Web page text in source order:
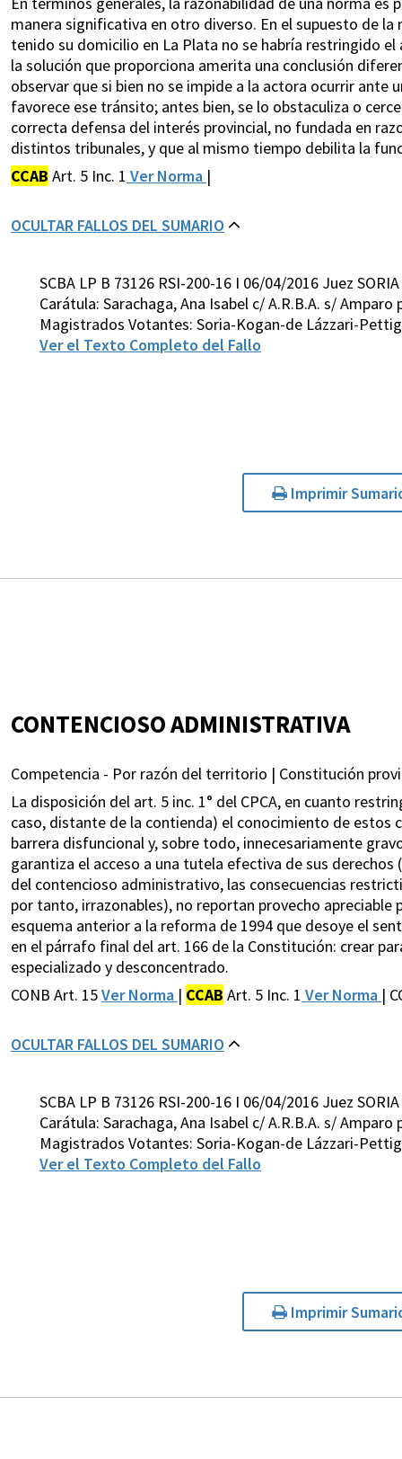
manera significativa en otro diverso. En el supuesto de la
tenido su domicilio en La Plata no se habría restringido
la solución que proporciona amerita una conclusión
observar que si bien no se impide a la actora ocurrir ante
favorece ese tránsito; antes bien, se lo obstaculiza o
correcta defensa del interés provincial, no fundada en
distintos tribunales, y que al mismo tiempo debilita la
CCAB Art. 5 Inc. 1 Ver Norma |
OCULTAR FALLOS DEL SUMARIO
SCBA LP B 73126 RSI-200-16 I 06/04/2016 Juez SORIA
Carátula: Sarachaga, Ana Isabel c/ A.R.B.A. s/
Magistrados Votantes: Soria-Kogan-de Lázzari-
Ver el Texto Completo del Fallo
Imprimir
CONTENCIOSO ADMINISTRATIVA
Competencia - Por razón del territorio | Constitución
La disposición del art. 5 inc. 1° del CPCA, en cuanto
caso, distante de la contienda) el conocimiento de
barrera disfuncional y, sobre todo, innecesariamente
garantiza el acceso a una tutela efectiva de sus
del contencioso administrativo, las consecuencias
por tanto, irrazonables), no reportan provecho
esquema anterior a la reforma de 1994 que desoye el
en el párrafo final del art. 166 de la Constitución: crear
especializado y desconcentrado.
CONB Art. 15Ver Norma | CCAB Art. 5 Inc. 1 Ver Norma |
OCULTAR FALLOS DEL SUMARIO
SCBA LP B 73126 RSI-200-16 I 06/04/2016 Juez SORIA
Carátula: Sarachaga, Ana Isabel c/ A.R.B.A. s/
Magistrados Votantes: Soria-Kogan-de Lázzari-
Ver el Texto Completo del Fallo
Imprimir